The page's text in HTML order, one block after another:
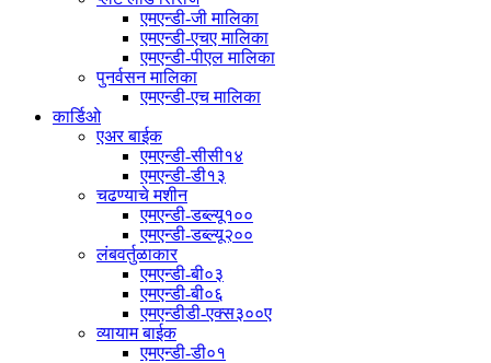
एमएन्डी-जी मालिका
एमएन्डी-एचए मालिका
एमएन्डी-पीएल मालिका
पुनर्वसन मालिका
एमएन्डी-एच मालिका
कार्डिओ
एअर बाईक
एमएन्डी-सीसी१४
एमएन्डी-डी१३
चढण्याचे मशीन
एमएन्डी-डब्ल्यू१००
एमएन्डी-डब्ल्यू२००
लंबवर्तुळाकार
एमएन्डी-बी०३
एमएन्डी-बी०६
एमएन्डीडी-एक्स३००ए
व्यायाम बाईक
एमएन्डी-डी०१